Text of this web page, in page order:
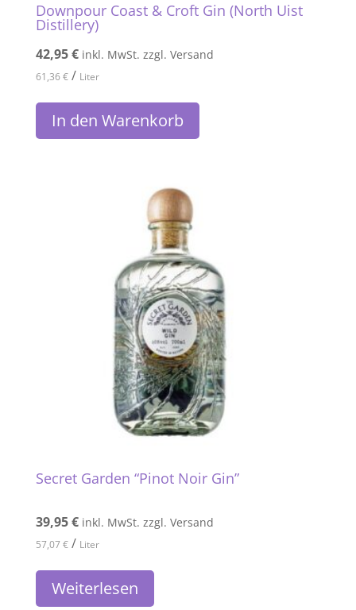
Downpour Coast & Croft Gin (North Uist
Distillery)
42,95€ inkl. MwSt. zzgl. Versand
61,36€/ Liter
In den Warenkorb
Secret Garden “Pinot Noir Gin”
39,95€ inkl. MwSt. zzgl. Versand
57,07€/ Liter
Weiterlesen